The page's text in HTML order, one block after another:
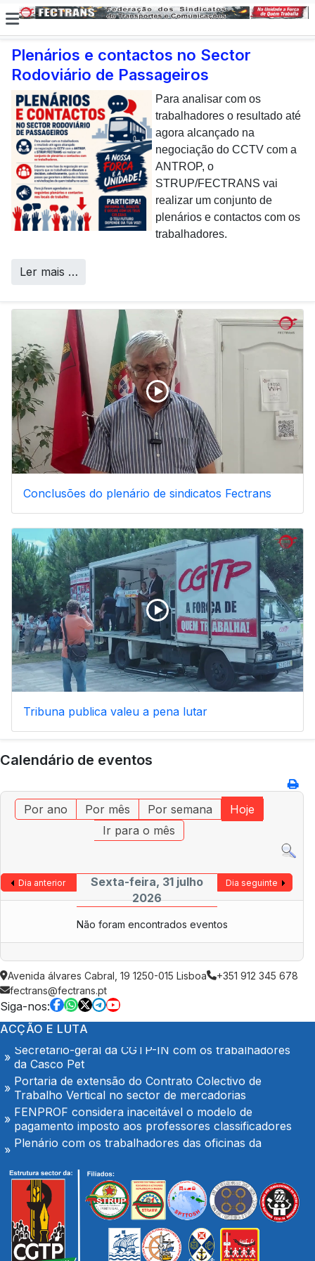
Plenários e contactos no Sector
Rodoviário de Passageiros
Para analisar com os
trabalhadores o resultado até
agora alcançado na
negociação do CCTV com a
ANTROP, o
STRUP/FECTRANS vai
realizar um conjunto de
plenários e contactos com os
trabalhadores.
Ler mais …
E não posso […] deixar de
dar uma nota de
agradecimento aos
colaboradores da CP que,
todos os dias, enfrentam com
sucesso os desafios
operacionais de manutenção
inerentes a uma frota tão
envelhecida.
Call Centers
Conclusões do plenário de sindicatos Fectrans
Tribuna publica valeu a pena lutar
Calendário de eventos
Por ano Por mês Por semana
Hoje
Ir para o mês
Dia anterior
Sexta-feira, 31 julho
2026
Dia seguinte
Não foram encontrados eventos
Avenida álvares Cabral, 19 1250-015 Lisboa
+351 912 345 678
fectrans@fectrans.pt
Siga-nos:
ACÇÃO E LUTA
Tribunal Administrativo aceita Providência Cautelar
do STML
Pressão sobre docentes para alteração de férias é
inaceitável e exige intervenção da IGEC
O Hospital de Seia é nosso e é público!
Secretário-geral da CGTP-IN com os trabalhadores
da Casco Pet
Portaria de extensão do Contrato Colectivo de
Trabalho Vertical no sector de mercadorias
FENPROF considera inaceitável o modelo de
pagamento imposto aos professores classificadores
Plenário com os trabalhadores das oficinas da
Docentes classificadores não podem ser obrigados a
alterar férias para suprir falhas do Ministério
No SNS mantém-se o garrote financeiro das
Unidades Locais de Saúde
Ministro das Finanças anuncia a possibilidade do
aumento de impostos ou congelamento de salários